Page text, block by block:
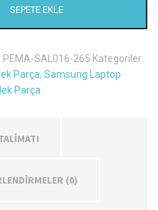
SEPETE EKLE
PEMA-SAL016-265 Kategoriler:
Parça, Samsung Laptop
Parça
(0)